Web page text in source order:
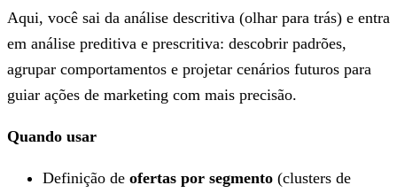
Aqui, você sai da análise descritiva (olhar para trás) e entra
em análise preditiva e prescritiva: descobrir padrões,
agrupar comportamentos e projetar cenários futuros para
guiar ações de marketing com mais precisão.
Quando usar
Definição de ofertas por segmento (clusters de